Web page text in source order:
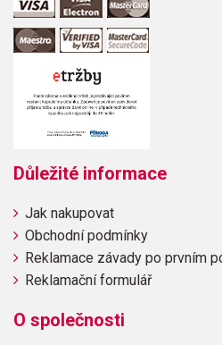
Důležité informace
Jak nakupovat
Obchodní podmínky
Reklamace závady po prvním
Reklamační formulář
O společnosti